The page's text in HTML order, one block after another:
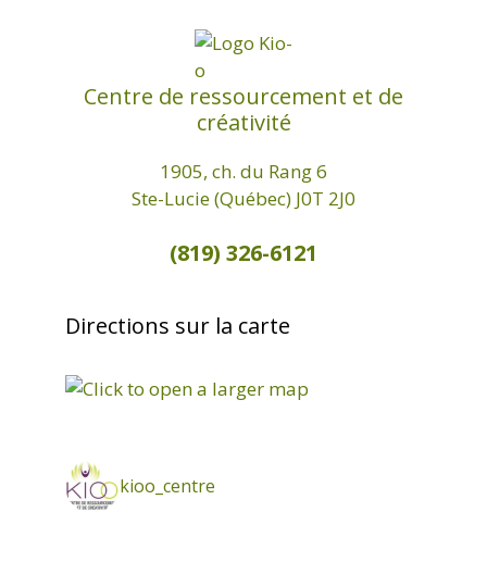
Centre de ressourcement et de
créativité
1905, ch. du Rang 6
Ste-Lucie (Québec) J0T 2J0
(819) 326-6121
Directions sur la carte
kioo_centre